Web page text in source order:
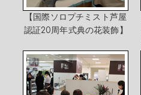
【国際ソロプチミスト芦屋
認証20周年式典の花装飾】